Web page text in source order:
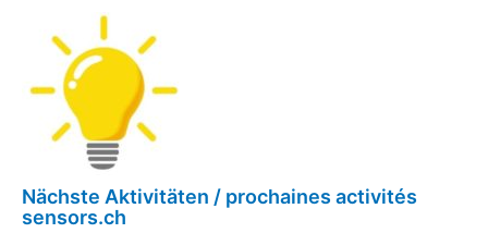
Nächste Aktivitäten / prochaines activités
sensors.ch